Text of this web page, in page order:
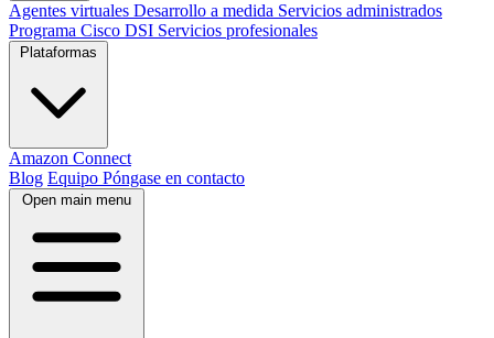
Agentes virtuales Desarrollo a medida Servicios administrados
Programa Cisco DSI Servicios profesionales
Amazon Connect
Blog Equipo Póngase en contacto
Open main menu